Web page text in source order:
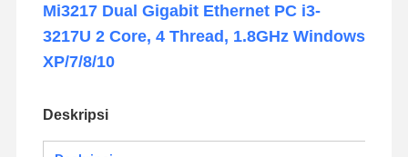
Mi3217 Dual Gigabit Ethernet PC i3-
3217U 2 Core, 4 Thread, 1.8GHz Windows
XP/7/8/10
Deskripsi